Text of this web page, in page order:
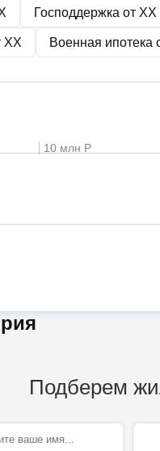
Господдержка от XX
XX Военная ипотека
10 млн Р
Подберем